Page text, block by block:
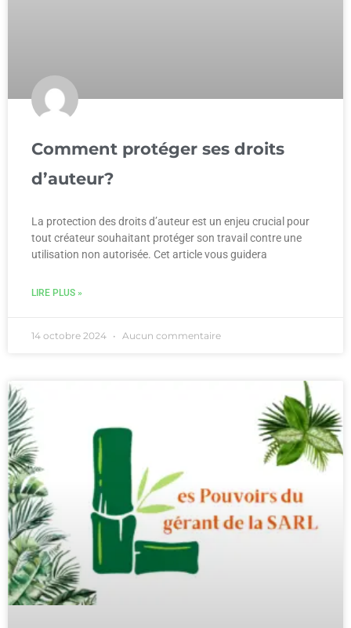
Comment protéger ses droits
d’auteur?
La protection des droits d’auteur est un enjeu crucial pour
tout créateur souhaitant protéger son travail contre une
utilisation non autorisée. Cet article vous guidera
LIRE PLUS »
14 octobre 2024 Aucun commentaire